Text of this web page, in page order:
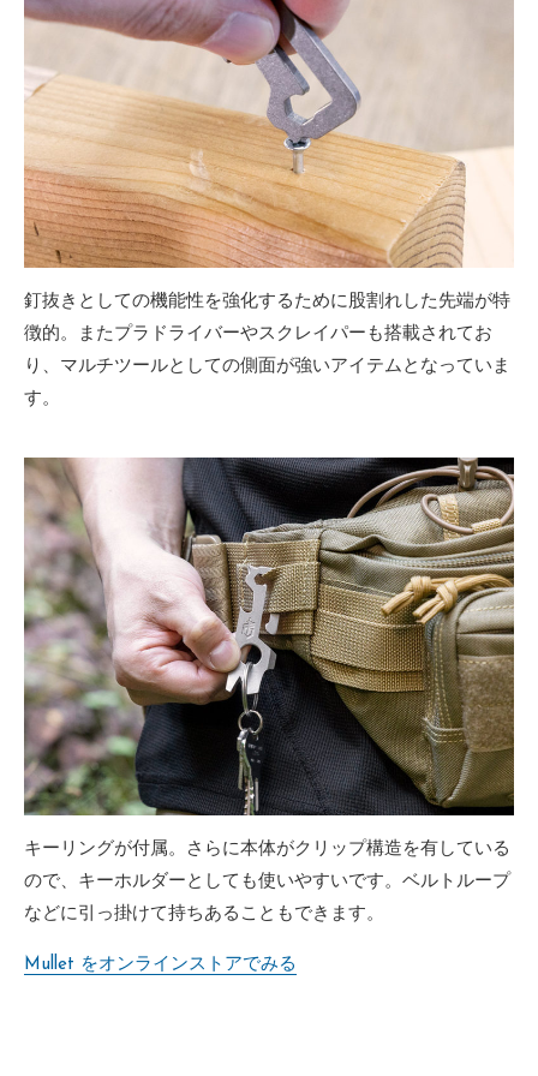
釘抜きとしての機能性を強化するために股割れした先端が特
徴的。またプラドライバーやスクレイパーも搭載されてお
り、マルチツールとしての側面が強いアイテムとなっていま
す。
キーリングが付属。さらに本体がクリップ構造を有している
ので、キーホルダーとしても使いやすいです。ベルトループ
などに引っ掛けて持ちあることもできます。
Mullet をオンラインストアでみる